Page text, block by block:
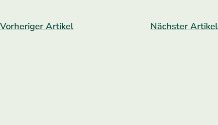
Vorheriger Artikel Nächster Artikel